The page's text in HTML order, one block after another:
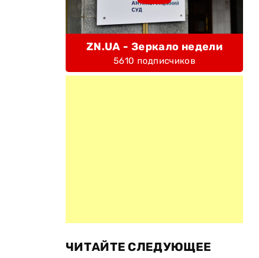
ZN.UA - Зеркало недели
5610 подписчиков
ЧИТАЙТЕ СЛЕДУЮЩЕЕ